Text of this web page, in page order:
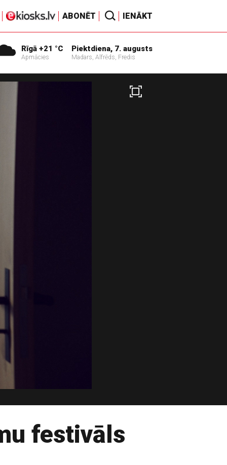
ABONĒT IENĀKT
Rīgā +21 °C
Apmācies
Piektdiena, 7. augusts
Madars, Alfrēds, Fredis
festivāls